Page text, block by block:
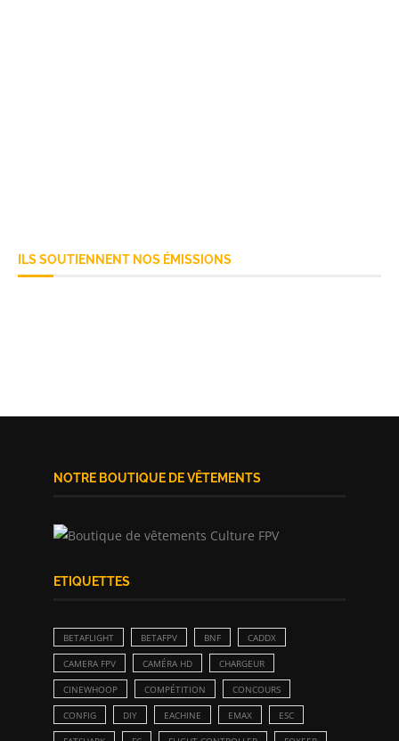
ILS SOUTIENNENT NOS ÉMISSIONS
NOTRE BOUTIQUE DE VÊTEMENTS
ETIQUETTES
BETAFLIGHT BETAFPV BNF CADDX
CAMERA FPV CAMÉRA HD CHARGEUR
CINEWHOOP COMPÉTITION CONCOURS
CONFIG DIY EACHINE EMAX ESC